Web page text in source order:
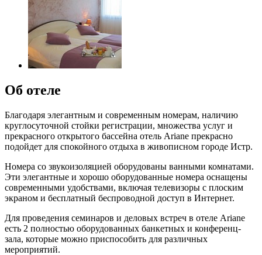
Об отеле
Благодаря элегантным и современным номерам, наличию
круглосуточной стойки регистрации, множества услуг и
прекрасного открытого бассейна отель Ariane прекрасно
подойдет для спокойного отдыха в живописном городе Истр.
Номера со звукоизоляцией оборудованы ванными комнатами.
Эти элегантные и хорошо оборудованные номера оснащены
современными удобствами, включая телевизоры с плоским
экраном и бесплатный беспроводной доступ в Интернет.
Для проведения семинаров и деловых встреч в отеле Ariane
есть 2 полностью оборудованных банкетных и конференц-
зала, которые можно приспособить для различных
мероприятий.